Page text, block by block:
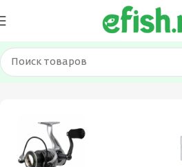
Главная Товары с меткой “BS-2435”